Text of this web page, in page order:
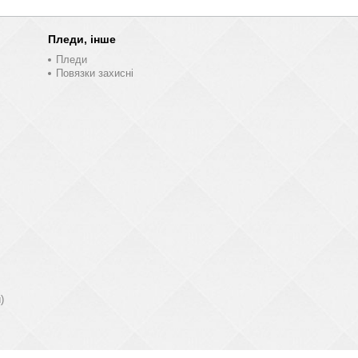
Пледи, інше
Пледи
Повязки захисні